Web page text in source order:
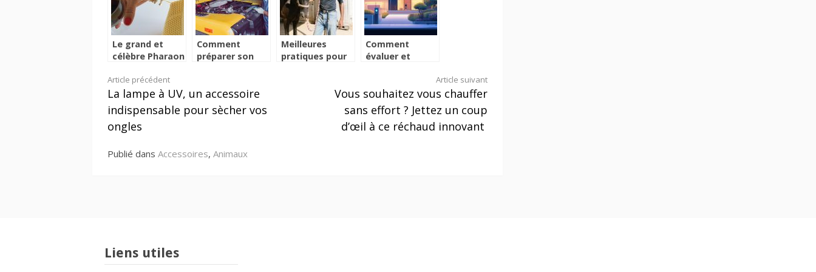
Le grand et
célèbre Pharaon
Comment
préparer son
Meilleures
pratiques pour
Comment
évaluer et
votre domicile
Lire
la
suite
Article précédent
La lampe à UV, un accessoire
indispensable pour sècher vos
ongles
Article suivant
Vous souhaitez vous chauffer
sans effort ? Jettez un coup
d’œil à ce réchaud innovant
Publié dans Accessoires, Animaux
Liens utiles